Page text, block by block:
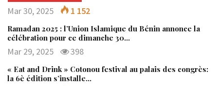
Mar 30, 2025 1 152
Ramadan 2025 : l’Union Islamique du Bénin annonce la
célébration pour ce dimanche 30…
Mar 29, 2025 398
« Eat and Drink » Cotonou festival au palais des congrès:
la 6è édition s’installe…